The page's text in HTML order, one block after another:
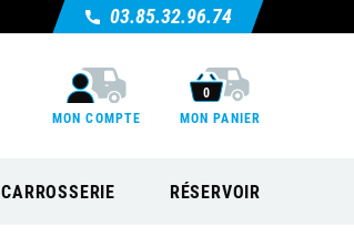
03.85.32.96.74
MON COMPTE
0
MON PANIER
CARROSSERIE RÉSERVOIR